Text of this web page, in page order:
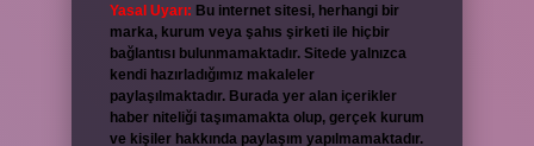
Yasal Uyarı: Bu internet sitesi, herhangi bir
marka, kurum veya şahıs şirketi ile hiçbir
bağlantısı bulunmamaktadır. Sitede yalnızca
kendi hazırladığımız makaleler
paylaşılmaktadır. Burada yer alan içerikler
haber niteliği taşımamakta olup, gerçek kurum
ve kişiler hakkında paylaşım yapılmamaktadır.